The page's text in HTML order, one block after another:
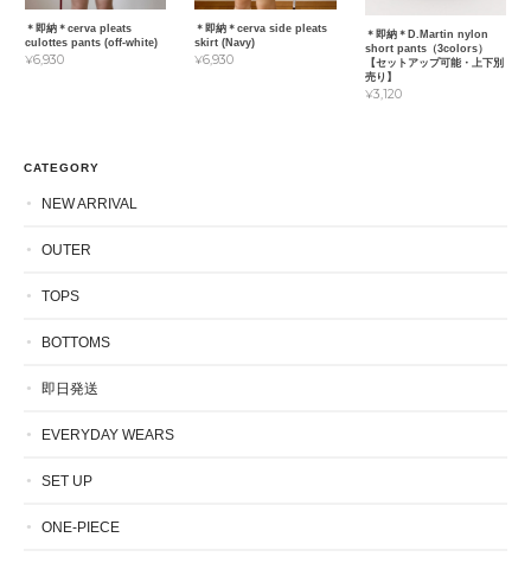
＊即納＊cerva pleats
culottes pants (off-white)
¥6,930
＊即納＊cerva side pleats
skirt (Navy)
¥6,930
＊即納＊D.Martin nylon
short pants（3colors）
【セットアップ可能・上下別
売り】
¥3,120
CATEGORY
NEW ARRIVAL
OUTER
TOPS
BOTTOMS
即日発送
EVERYDAY WEARS
SET UP
ONE-PIECE